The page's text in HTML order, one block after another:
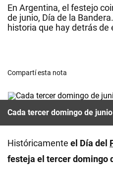
En Argentina, el festejo
de junio, Día de la
historia que hay detrás de
Compartí esta nota
Cada tercer domingo de
Históricamente el Día del
festeja el tercer domingo